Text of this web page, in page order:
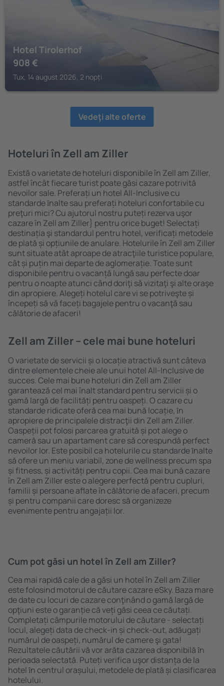
Hotel Tirolerhof
908 €
Tux, 14 august 2026, 2 nopți
Vedeţi alte oferte
Hoteluri în Zell am Ziller
Există o varietate de hoteluri disponibile în Zell am Ziller,
astfel încât fiecare turist poate găsi cazare potrivită
nevoilor sale. Preferați un hotel All-Inclusive cu
standarde ȋnalte sau preferați hoteluri confortabile cu
preţuri mici? Cu ajutorul nostru puteți rezerva uşor
cazare în Zell am Ziller} pentru orice buget! Selectați
destinația şi standardul pentru hotel, verificați metodele
de plată și opțiunile de anulare. Hotelurile în Zell am Ziller
sunt situate atât aproape de atracţiile turistice populare,
cât și puțin mai departe de aglomerație. Toate sunt
disponibile pentru o vacanță lungă sau perfecte doar
pentru o noapte atunci când doriţi să vizitaţi şi alte oraşe
din apropiere. Alegeți hotelul care vi se potriveşte și
începeți să vă faceți bagajele pentru o vacanţă sau
călătorie de afaceri!
Zell am Ziller – cele mai bune hoteluri
O varietate de servicii și o locație atractivă sunt câteva
dintre elementele cheie ale unui hotel All-Inclusive de
succes. Cele mai bune hoteluri din Zell am Ziller
garantează cel mai înalt standard pentru servicii și o
gamă largă de facilități pentru oaspeți. O cazare cu
standarde ridicate oferă cea mai bună locație, ȋn
apropiere de principalele distracţii din Zell am Ziller.
Oaspeții pot folosi parcarea gratuită și pot alege o
cameră sau un apartament care să corespundă perfect
nevoilor lor. Este posibil ca hotelurile cu standarde ȋnalte
să ofere un meniu variabil, zone de wellness precum spa
și fitness, și activități pentru copii. Cea mai bună cazare
în Zell am Ziller este o alegere perfectă pentru cupluri,
familii și persoane aflate în călătorie de afaceri, precum
și pentru companii care doresc să organizeze
evenimente pentru angajații lor.
Cum pot găsi un hotel în Zell am Ziller?
Cea mai rapidă cale de a găsi un hotel în Zell am Ziller
este folosind motorul de căutare cazare eSky. Baza mare
de date cu locuri de cazare conţinând o gamă largă de
opţiuni este o garanție că veți găsi ceea ce căutați.
Completați câmpurile motorului de căutare - selectați
locul, alegeți data de check-in și check-out, adăugați
numărul de oaspeți, numărul de camere şi gata!
Rezultatele căutării vă vor arăta cazarea disponibilă ȋn
perioada selectată. Puteți verifica uşor distanța de la
hotel ȋn centrul orașului, metodele de plată și clasificarea
hotelului.